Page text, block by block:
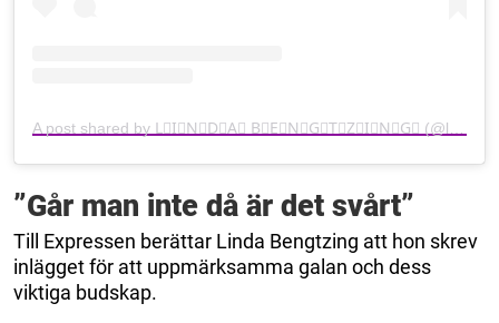
”Går man inte då är det svårt”
Till Expressen berättar Linda Bengtzing att hon skrev
inlägget för att uppmärksamma galan och dess
viktiga budskap.